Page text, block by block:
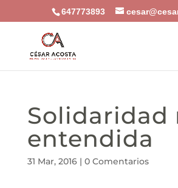
647773893
Solidaridad
entendida
31 Mar, 2016| 0 Comentarios